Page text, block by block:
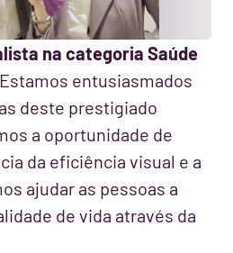
na categoria Saúde
Estamos entusiasmados
deste prestigiado
a oportunidade de
da eficiência visual e a
ajudar as pessoas a
de vida através da